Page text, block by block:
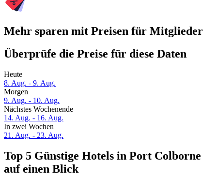
Mehr sparen mit Preisen für Mitglieder
Überprüfe die Preise für diese Daten
Heute
8. Aug. - 9. Aug.
Morgen
9. Aug. - 10. Aug.
Nächstes Wochenende
14. Aug. - 16. Aug.
In zwei Wochen
21. Aug. - 23. Aug.
Top 5 Günstige Hotels in Port Colborne
auf einen Blick